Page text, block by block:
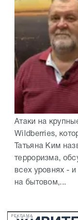
Атаки на
Wildberries,
Татьяна Ким
терроризма,
всех уровнях -
на бытовом,...
РЕКЛАМА